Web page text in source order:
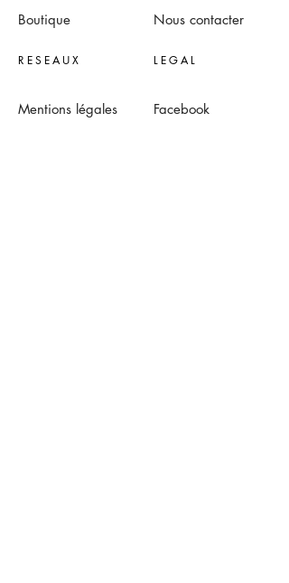
Boutique
Nous contacter
RESEAUX LEGAL
Mentions légales
Facebook